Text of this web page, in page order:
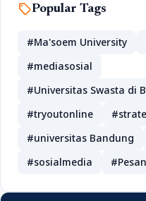
sellPopular Tags
#Ma'soem University
#mediasosial
#Universitas Swasta di
#tryoutonline
#universitas Bandung
#sosialmedia